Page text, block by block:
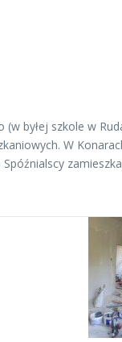
byłej szkole w
W